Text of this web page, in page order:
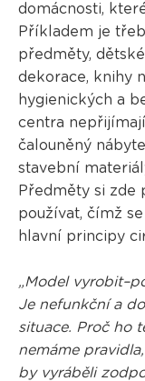
domácnosti,
Příkladem je
předměty,
dekorace, knihy
hygienických a
centra
čalouněný
stavební
Předměty si zde
používat, čímž
hlavní principy
„Model
Je nefunkční a
situace. Proč ho
nemáme
by vyráběli